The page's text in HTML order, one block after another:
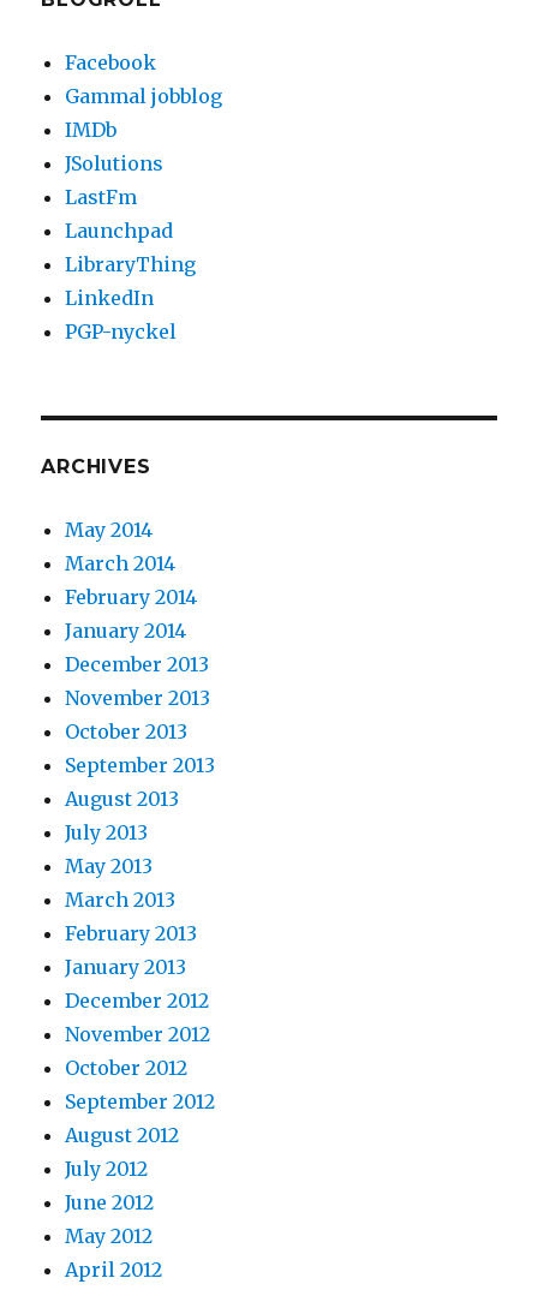
Facebook
Gammal jobblog
IMDb
JSolutions
LastFm
Launchpad
LibraryThing
LinkedIn
PGP-nyckel
ARCHIVES
May 2014
March 2014
February 2014
January 2014
December 2013
November 2013
October 2013
September 2013
August 2013
July 2013
May 2013
March 2013
February 2013
January 2013
December 2012
November 2012
October 2012
September 2012
August 2012
July 2012
June 2012
May 2012
April 2012